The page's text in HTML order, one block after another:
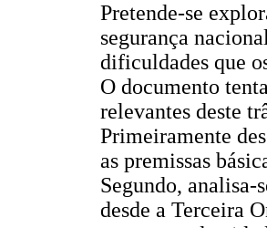
Pretende-se
segurança
dificuldades que
O documento
relevantes deste
Primeiramente
as premissas
Segundo,
desde a Terceira